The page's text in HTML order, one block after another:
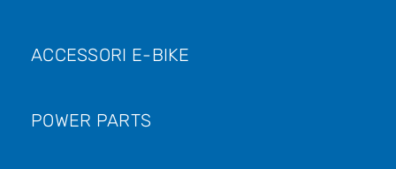
ACCESSORI E-BIKE
POWER PARTS